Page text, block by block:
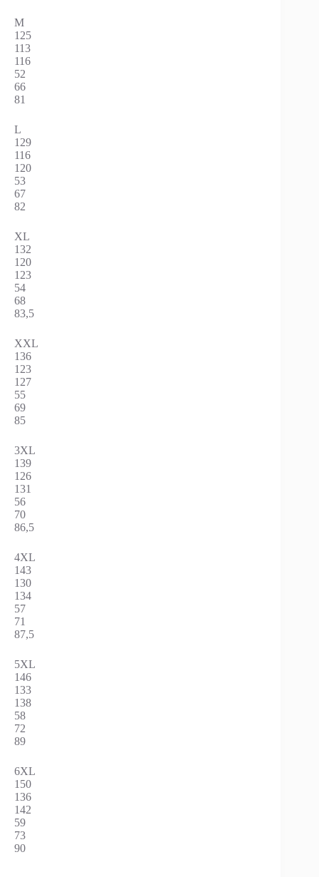
M
125
113
116
52
66
81
L
129
116
120
53
67
82
XL
132
120
123
54
68
83,5
XXL
136
123
127
55
69
85
3XL
139
126
131
56
70
86,5
4XL
143
130
134
57
71
87,5
5XL
146
133
138
58
72
89
6XL
150
136
142
59
73
90